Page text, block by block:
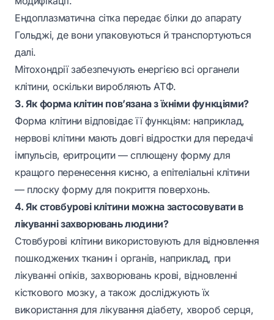
Ендоплазматична сітка передає білки до апарату
Гольджі, де вони упаковуються й транспортуються
далі.
Мітохондрії забезпечують енергією всі органели
клітини, оскільки виробляють АТФ.
3. Як форма клітин пов’язана з їхніми функціями?
Форма клітини відповідає її функціям: наприклад,
нервові клітини мають довгі відростки для передачі
імпульсів, еритроцити — сплющену форму для
кращого перенесення кисню, а епітеліальні клітини
— плоску форму для покриття поверхонь.
4. Як стовбурові клітини можна застосовувати в
лікуванні захворювань людини?
Стовбурові клітини використовують для відновлення
пошкоджених тканин і органів, наприклад, при
лікуванні опіків, захворювань крові, відновленні
кісткового мозку, а також досліджують їх
використання для лікування діабету, хвороб серця,